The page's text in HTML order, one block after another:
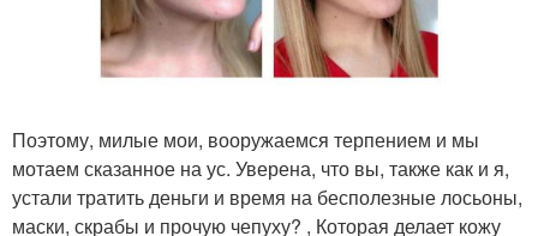
Поэтому, милые мои, вооружаемся терпением и мы
мотаем сказанное на ус. Уверена, что вы, также как и я,
устали тратить деньги и время на бесполезные лосьоны,
маски, скрабы и прочую чепуху? , Которая делает кожу